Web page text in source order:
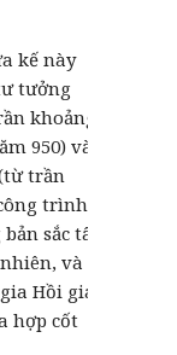
kế này
tưởng
khoảng
950) và
trần
trình
sắc tân
và
Hồi giáo
hợp cốt